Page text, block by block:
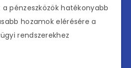
pénzeszközök hatékonyabb
hozamok elérésére a
rendszerekhez